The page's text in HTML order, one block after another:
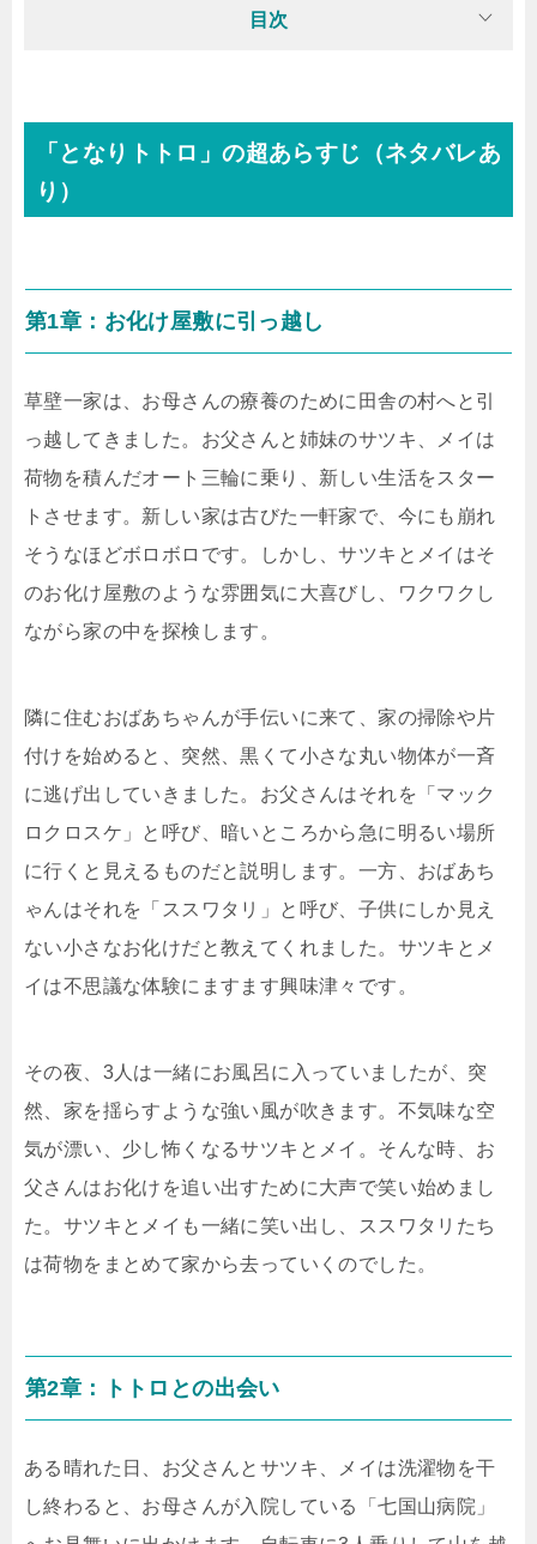
目次
「となりトトロ」の超あらすじ（ネタバレあ
り）
第1章：お化け屋敷に引っ越し
草壁一家は、お母さんの療養のために田舎の村へと引
っ越してきました。お父さんと姉妹のサツキ、メイは
荷物を積んだオート三輪に乗り、新しい生活をスター
トさせます。新しい家は古びた一軒家で、今にも崩れ
そうなほどボロボロです。しかし、サツキとメイはそ
のお化け屋敷のような雰囲気に大喜びし、ワクワクし
ながら家の中を探検します。
隣に住むおばあちゃんが手伝いに来て、家の掃除や片
付けを始めると、突然、黒くて小さな丸い物体が一斉
に逃げ出していきました。お父さんはそれを「マック
ロクロスケ」と呼び、暗いところから急に明るい場所
に行くと見えるものだと説明します。一方、おばあち
ゃんはそれを「ススワタリ」と呼び、子供にしか見え
ない小さなお化けだと教えてくれました。サツキとメ
イは不思議な体験にますます興味津々です。
その夜、3人は一緒にお風呂に入っていましたが、突
然、家を揺らすような強い風が吹きます。不気味な空
気が漂い、少し怖くなるサツキとメイ。そんな時、お
父さんはお化けを追い出すために大声で笑い始めまし
た。サツキとメイも一緒に笑い出し、ススワタリたち
は荷物をまとめて家から去っていくのでした。
第2章：トトロとの出会い
ある晴れた日、お父さんとサツキ、メイは洗濯物を干
し終わると、お母さんが入院している「七国山病院」